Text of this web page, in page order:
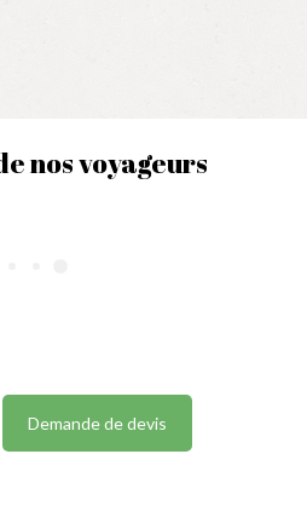
nos voyageurs
Demande de devis